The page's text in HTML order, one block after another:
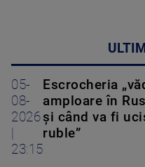
05-
08-
2026
23:15
Escrocheria
amploare în
și când va fi
ruble”